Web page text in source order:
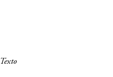
Texto